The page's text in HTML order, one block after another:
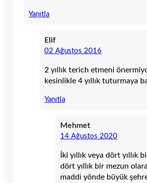
Yanıtla
Elif
02 Ağustos 2016
2 yıllık terich etmeni
kesinlikle 4 yıllık tuturmaya
Yanıtla
Mehmet
14 Ağustos 2020
İki yıllık veya dört yıllık
dört yıllık bir mezun
maddi yönde büyük